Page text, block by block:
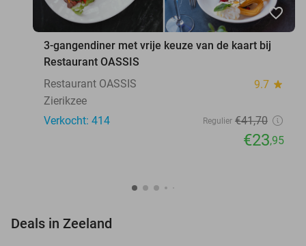
favorite_border
3-gangendiner met vrije keuze van de kaart bij
Restaurant OASSIS
Restaurant OASSIS
9.7 star
Zierikzee
Verkocht: 414
Regulier €41,70
€23,95
Deals in Zeeland